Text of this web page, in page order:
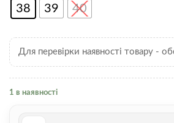
38 39 40
Для перевірки наявності товару -
1 в наявності